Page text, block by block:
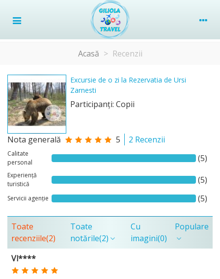
Acasă > Recenzii
Excursie de o zi la Rezervatia de Ursi
Zarnesti
Participanţi: Copii
Nota generală 5 2 Recenzii
Calitate
personal
(5)
Experiență
turistică
(5)
Servicii agenție (5)
Toate
recenziile(2)
Toate
notările(2)
Cu
imagini(0)
Populare
Vl****